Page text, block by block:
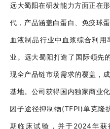
远大蜀阳在研发能力方面正在
代，产品涵盖白蛋白、免疫球
血液制品行业中血浆综合利
业。远大蜀阳打造了国际领先
现全产品链市场需求的覆盖，
基地。公司获得国内独家商业
因子途径抑制物(TFPI)单克隆
期临床试验，并于2024年